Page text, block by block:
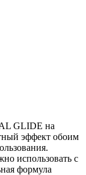
GLIDE на
эффект обоим
использовать с
формула